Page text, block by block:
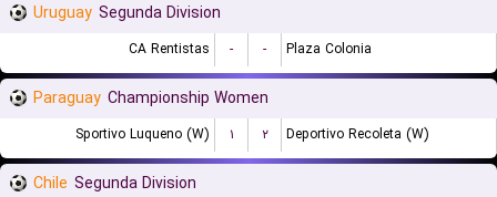
Uruguay Segunda Division
CA Rentistas - - Plaza Colonia
Paraguay Championship Women
Sportivo Luqueno (W) ۱ ۲ Deportivo Recoleta (W)
Chile Segunda Division